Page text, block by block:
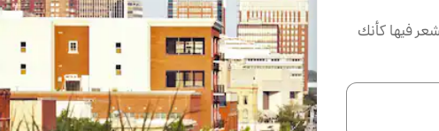
فيها كأنك
لأعلى ولأسفل أو استكشف عن طريق اللمس أو السحب.